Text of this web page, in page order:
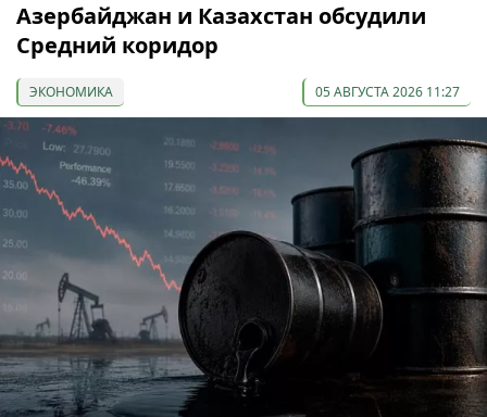
Азербайджан и Казахстан обсудили
Средний коридор
ЭКОНОМИКА 05 АВГУСТА 2026 11:27